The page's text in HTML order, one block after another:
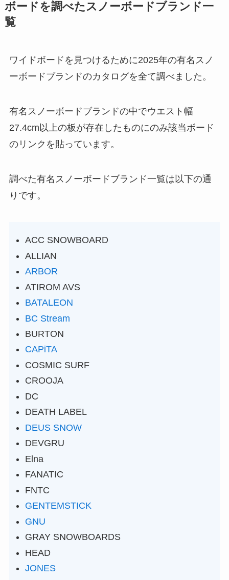
ボードを調べたスノーボードブランド一
覧
ワイドボードを見つけるために2025年の有名スノ
ーボードブランドのカタログを全て調べました。
有名スノーボードブランドの中でウエスト幅
27.4cm以上の板が存在したものにのみ該当ボード
のリンクを貼っています。
調べた有名スノーボードブランド一覧は以下の通
りです。
ACC SNOWBOARD
ALLIAN
ARBOR
ATIROM AVS
BATALEON
BC Stream
BURTON
CAPiTA
COSMIC SURF
CROOJA
DC
DEATH LABEL
DEUS SNOW
DEVGRU
Elna
FANATIC
FNTC
GENTEMSTICK
GNU
GRAY SNOWBOARDS
HEAD
JONES